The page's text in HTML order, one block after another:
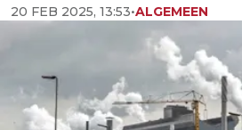
20 FEB 2025, 13:53•ALGEMEEN